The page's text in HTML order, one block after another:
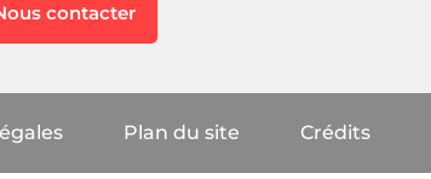
contacter
Plan du site Crédits